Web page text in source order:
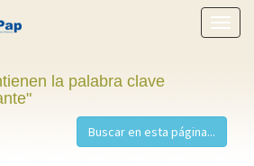
menú
la palabra clave